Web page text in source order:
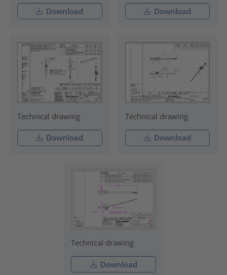
Download Download
Technical drawing
Download
Technical drawing
Download
Technical drawing
Download